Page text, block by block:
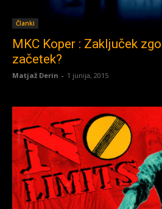
Članki
MKC Koper : Zaključek
začetek?
Matjaž Derin - 1 junija, 2015